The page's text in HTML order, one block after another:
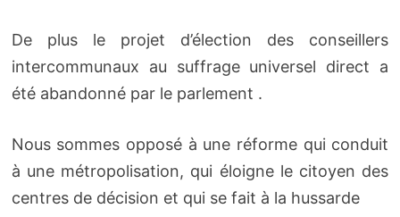
De plus le projet d’élection des conseillers
intercommunaux au suffrage universel direct a
été abandonné par le parlement .
Nous sommes opposé à une réforme qui conduit
à une métropolisation, qui éloigne le citoyen des
centres de décision et qui se fait à la hussarde